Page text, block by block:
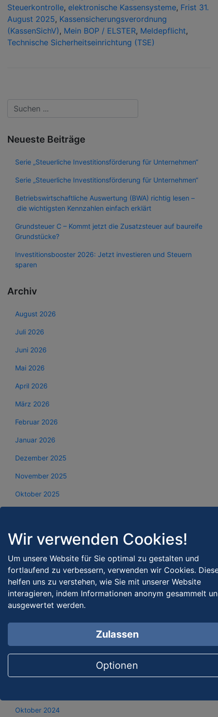
Steuerkontrolle, elektronische Kassensysteme, Frist 31.
August 2025, Kassensicherungsverordnung
(KassenSichV) , Mein BOP / ELSTER, Meldepflicht,
Technische Sicherheitseinrichtung (TSE)
Neueste Beiträge
Serie „Steuerliche Investitionsförderung für Unternehmen“
Serie „Steuerliche Investitionsförderung für Unternehmen“
Betriebswirtschaftliche Auswertung (BWA) richtig lesen –
die wichtigsten Kennzahlen einfach erklärt
Grundsteuer C – Kommt jetzt die Zusatzsteuer auf baureife
Grundstücke?
Investitionsbooster 2026: Jetzt investieren und Steuern
sparen
Archiv
August 2026
Juli 2026
Juni 2026
Mai 2026
April 2026
März 2026
Februar 2026
Januar 2026
Dezember 2025
November 2025
Oktober 2025
Juni 2025
Mai 2025
April 2025
Januar 2025
Oktober 2024
Wir verwenden Cookies!
Um unsere Website für Sie optimal zu gestalten und
fortlaufend zu verbessern, verwenden wir Cookies.
helfen uns zu verstehen, wie Sie mit unserer Website
interagieren, indem Informationen anonym gesammelt
ausgewertet werden.
Zulassen
Optionen